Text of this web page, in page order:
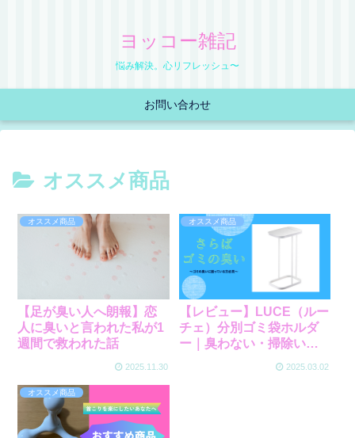
ヨッコー雑記
悩み解決。心リフレッシュ〜
お問い合わせ
オススメ商品
オススメ商品
【足が臭い人へ朗報】恋
人に臭いと言われた私が1
週間で救われた話
2025.11.30
オススメ商品
【レビュー】LUCE（ルー
チェ）分別ゴミ袋ホルダ
ー｜臭わない・掃除いら
2025.03.02
オススメ商品